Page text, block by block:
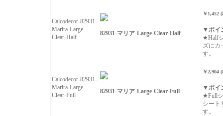
Calcodecor-82931-
Marira-Large-
Clear-Half
82931-マリア-Large-Clear-Half
￥1,452
▼ポイ
★Half
ズにカ
す。
Calcodecor-82931-
Marira-Large-
Clear-Full
82931-マリア-Large-Clear-Full
￥2,904
▼ポイ
★Full
シート
す。